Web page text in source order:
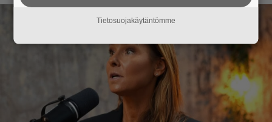
Tietosuojakäytäntömme